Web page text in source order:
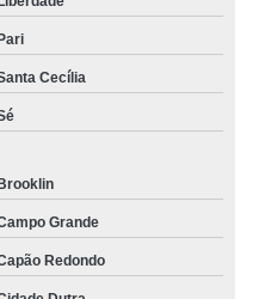
Pari
Cecília
Brooklin
Grande
Redondo